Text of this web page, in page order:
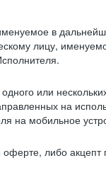
в
лицу,
или
на
на мобильное
либо акцепт